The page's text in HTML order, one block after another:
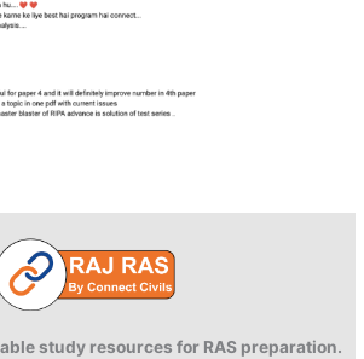
study resources for RAS preparation.